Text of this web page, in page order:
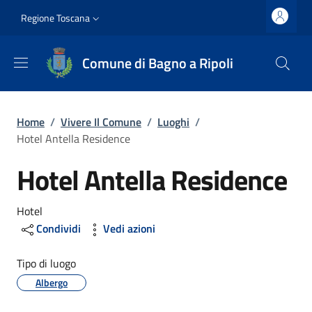
Slim top
Regione Toscana
Comune di Bagno a Ripoli
Briciole di pane
Home / Vivere Il Comune / Luoghi /
Hotel Antella Residence
Hotel Antella Residence
Dettagli
Hotel
Condividi
Vedi azioni
Tipo di luogo
Albergo